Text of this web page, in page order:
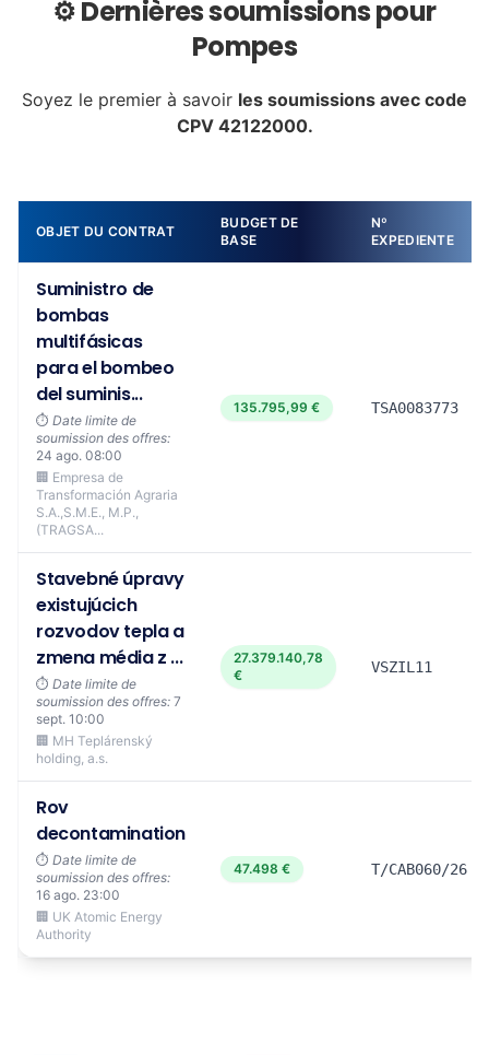
⚙️ Dernières soumissions pour
Pompes
Soyez le premier à savoir les soumissions avec code
CPV 42122000.
OBJET DU CONTRAT
BUDGET DE
BASE
Nº
EXPEDIENTE
Suministro de
bombas
multifásicas
para el bombeo
del suminis...
⏱️ Date limite de
soumission des offres:
24 ago. 08:00
🏢 Empresa de
Transformación Agraria
S.A.,S.M.E., M.P.,
(TRAGSA...
135.795,99 € TSA0083773
Stavebné úpravy
existujúcich
rozvodov tepla a
zmena média z ...
⏱️ Date limite de
soumission des offres: 7
sept. 10:00
🏢 MH Teplárenský
holding, a.s.
27.379.140,78
€
VSZIL11
Rov
decontamination
⏱️ Date limite de
soumission des offres:
16 ago. 23:00
🏢 UK Atomic Energy
Authority
47.498 € T/CAB060/26